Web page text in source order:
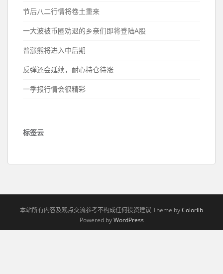
节后八二行情将卷土重来
一大波被币圈劝退的乡亲们即将登陆A股
普涨熊将进入中后期
反弹还会延续，耐心持仓待涨
一季报行情会很精彩
标签云
本站所有内容及观点交流参考不构成任何投资建议 Theme byColorlib
Powered byWordPress